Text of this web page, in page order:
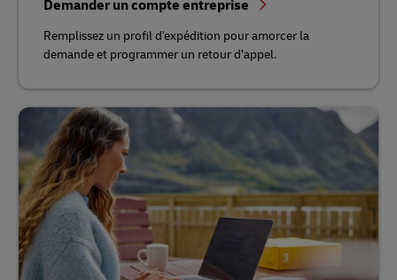
Demander un compte entreprise
Remplissez un profil d'expédition pour amorcer la
demande et programmer un retour d’appel.